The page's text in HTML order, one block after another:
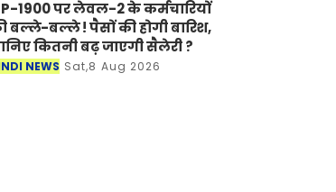
1900 पर लेवल-2 के कर्मचारियों
बल्ले-बल्ले ! पैसों की होगी बारिश,
कितनी बढ़ जाएगी सैलेरी ?
NEWS Sat,8 Aug 2026